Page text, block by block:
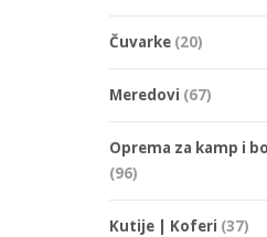
Čuvarke (20)
Meredovi (67)
Oprema za kamp i
(96)
Kutije | Koferi (37)